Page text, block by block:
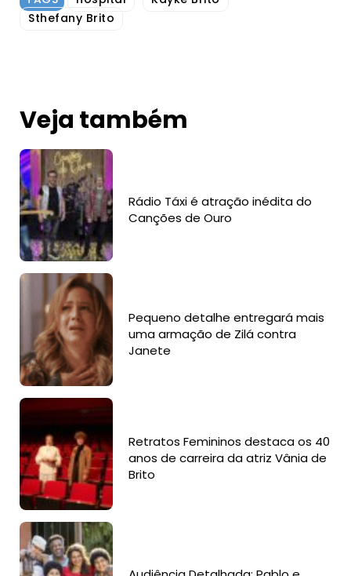
Sthefany Brito
Veja também
Rádio Táxi é atração inédita do
Canções de Ouro
Pequeno detalhe entregará mais
uma armação de Zilá contra
Janete
Retratos Femininos destaca os 40
anos de carreira da atriz Vânia de
Brito